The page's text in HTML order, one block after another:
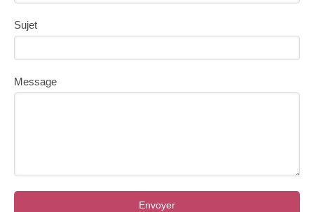
Sujet
Message
Envoyer